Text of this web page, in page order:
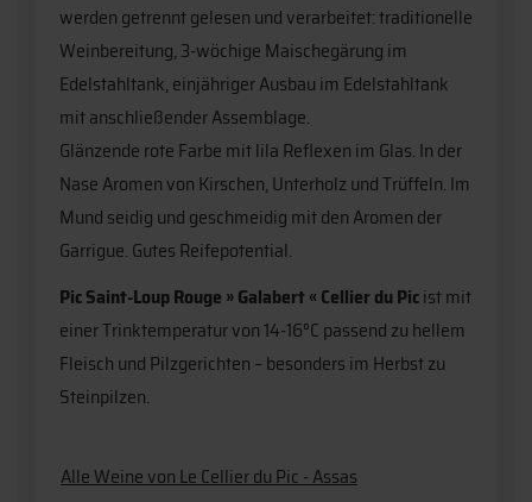
werden getrennt gelesen und verarbeitet: traditionelle
Weinbereitung, 3-wöchige Maischegärung im
Edelstahltank, einjähriger Ausbau im Edelstahltank
mit anschließender Assemblage.
Glänzende rote Farbe mit lila Reflexen im Glas. In der
Nase Aromen von Kirschen, Unterholz und Trüffeln. Im
Mund seidig und geschmeidig mit den Aromen der
Garrigue. Gutes Reifepotential.
Pic Saint-Loup Rouge » Galabert « Cellier du Picist mit
einer Trinktemperatur von 14-16°C passend zu hellem
Fleisch und Pilzgerichten – besonders im Herbst zu
Steinpilzen.
Alle Weine von Le Cellier du Pic - Assas